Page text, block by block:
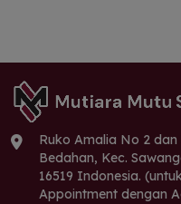
Ruko Amalia No 2
Bedahan, Kec.
16519 Indonesia.
Appointment dengan